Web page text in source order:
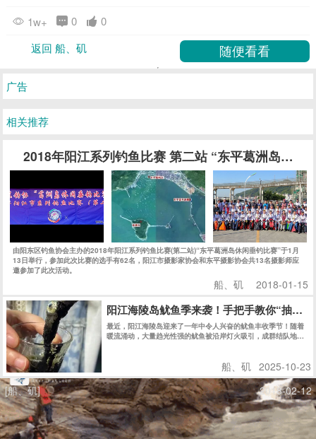
1w+ 0
0
返回 船、矶
广告
相关推荐
2018年阳江系列钓鱼比赛 第二站 “东平葛洲岛休闲
由阳东区钓鱼协会主办的2018年阳江系列钓鱼比赛(第二站)“东平葛洲岛休闲垂钓比赛”于1月
13日举行，参加此次比赛的选手有62名，阳江市摄影家协会和东平摄影协会共13名摄影师应
邀参加了此次活动。
船、矶 2018-01-15
阳江海陵岛鱿鱼季来袭！手把手教你“抽鱿
最近，阳江海陵岛迎来了一年中令人兴奋的鱿鱼丰收季节！随着
暖流涌动，大量趋光性强的鱿鱼被沿岸灯火吸引，成群结队地游
船、矶 2025-10-23
[船、矶]
2018-02-12